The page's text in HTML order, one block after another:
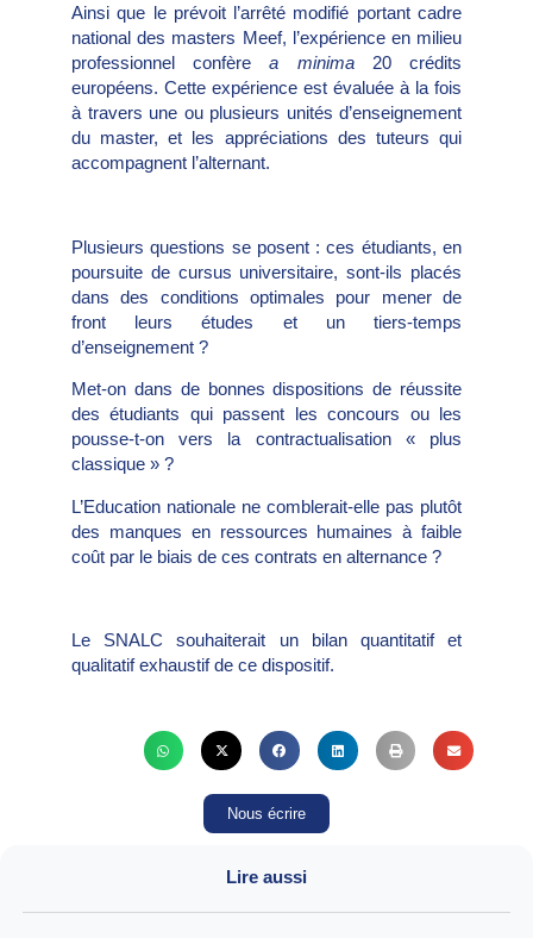
Ainsi que le prévoit l’arrêté modifié portant cadre
national des masters Meef, l’expérience en milieu
professionnel confèrea minima20 crédits
européens. Cette expérience est évaluée à la fois
à travers une ou plusieurs unités d’enseignement
du master, et les appréciations des tuteurs qui
accompagnent l’alternant.
Plusieurs questions se posent : ces étudiants, en
poursuite de cursus universitaire, sont-ils placés
dans des conditions optimales pour mener de
front leurs études et un tiers-temps
d’enseignement ?
Met-on dans de bonnes dispositions de réussite
des étudiants qui passent les concours ou les
pousse-t-on vers la contractualisation « plus
classique » ?
L’Education nationale ne comblerait-elle pas plutôt
des manques en ressources humaines à faible
coût par le biais de ces contrats en alternance ?
Le SNALC souhaiterait un bilan quantitatif et
qualitatif exhaustif de ce dispositif.
Nous écrire
Lire aussi